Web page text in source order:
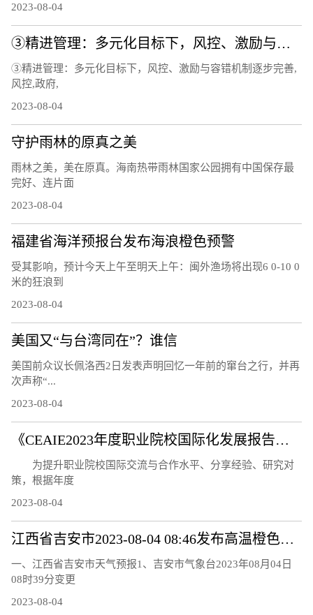
2023-08-04
③精进管理：多元化目标下，风控、激励与容错机制逐步完善
③精进管理：多元化目标下，风控、激励与容错机制逐步完善,
风控,政府,
2023-08-04
守护雨林的原真之美
雨林之美，美在原真。海南热带雨林国家公园拥有中国保存最
完好、连片面
2023-08-04
福建省海洋预报台发布海浪橙色预警
受其影响，预计今天上午至明天上午：闽外渔场将出现6 0-10 0
米的狂浪到
2023-08-04
美国又“与台湾同在”？谁信
美国前众议长佩洛西2日发表声明回忆一年前的窜台之行，并再
次声称“...
2023-08-04
《CEAIE2023年度职业院校国际化发展报告——国际化教师队伍建设情况分析》问卷调研及案例征集通知
为提升职业院校国际交流与合作水平、分享经验、研究对
策，根据年度
2023-08-04
江西省吉安市2023-08-04 08:46发布高温橙色预警
一、江西省吉安市天气预报1、吉安市气象台2023年08月04日
08时39分变更
2023-08-04